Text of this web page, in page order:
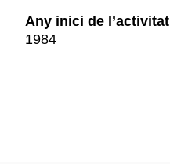
Any inici de l’activitat
1984